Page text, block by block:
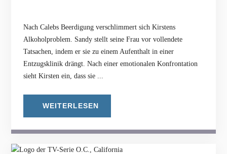
Nach Calebs Beerdigung verschlimmert sich Kirstens
Alkoholproblem. Sandy stellt seine Frau vor vollendete
Tatsachen, indem er sie zu einem Aufenthalt in einer
Entzugsklinik drängt. Nach einer emotionalen Konfrontation
sieht Kirsten ein, dass sie ...
WEITERLESEN